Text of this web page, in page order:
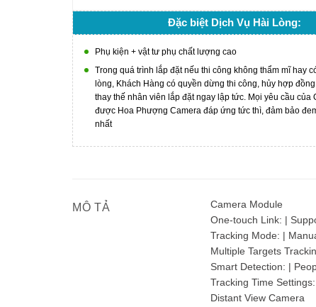
Đặc biệt Dịch Vụ Hài Lòng:
Phụ kiện + vật tư phụ chất lượng cao
Trong quá trình lắp đặt nếu thi công không thẩm mĩ hay
lòng, Khách Hàng có quyền dừng thi công, hủy hợp
thay thế nhân viên lắp đặt ngay lập tức. Mọi yêu cầu của
được Hoa Phượng Camera đáp ứng tức thì, đảm bảo
nhất
MÔ TẢ
Camera Module
One-touch Link: |
Tracking Mode: |
Multiple Targets
Smart Detection: |
Tracking Time
Distant View Camera